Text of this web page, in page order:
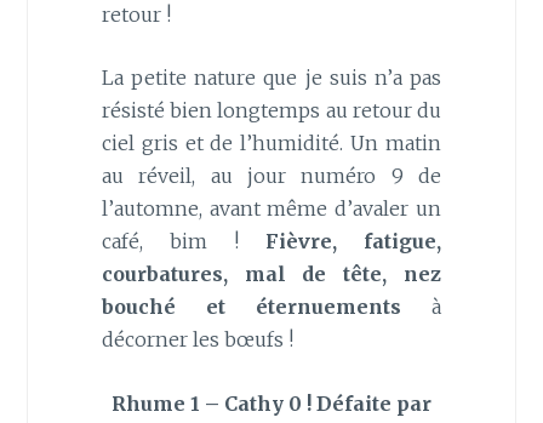
retour !
La petite nature que je suis n’a pas
résisté bien longtemps au retour du
ciel gris et de l’humidité. Un matin
au réveil, au jour numéro 9 de
l’automne, avant même d’avaler un
café, bim ! Fièvre, fatigue,
courbatures, mal de tête, nez
bouché et éternuements à
décorner les bœufs !
Rhume 1 – Cathy 0 ! Défaite par